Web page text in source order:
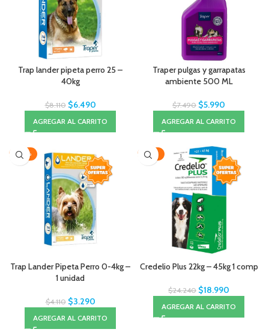
Trap lander pipeta perro 25 –
40kg
$8.110 $6.490
AGREGAR AL CARRITO
Traper pulgas y garrapatas
ambiente 500 ML
$7.490 $5.990
AGREGAR AL CARRITO
-20%
Trap Lander Pipeta Perro 0-4kg –
1 unidad
$4.110 $3.290
AGREGAR AL CARRITO
-22%
Credelio Plus 22kg – 45kg 1 comp
$24.240 $18.990
AGREGAR AL CARRITO